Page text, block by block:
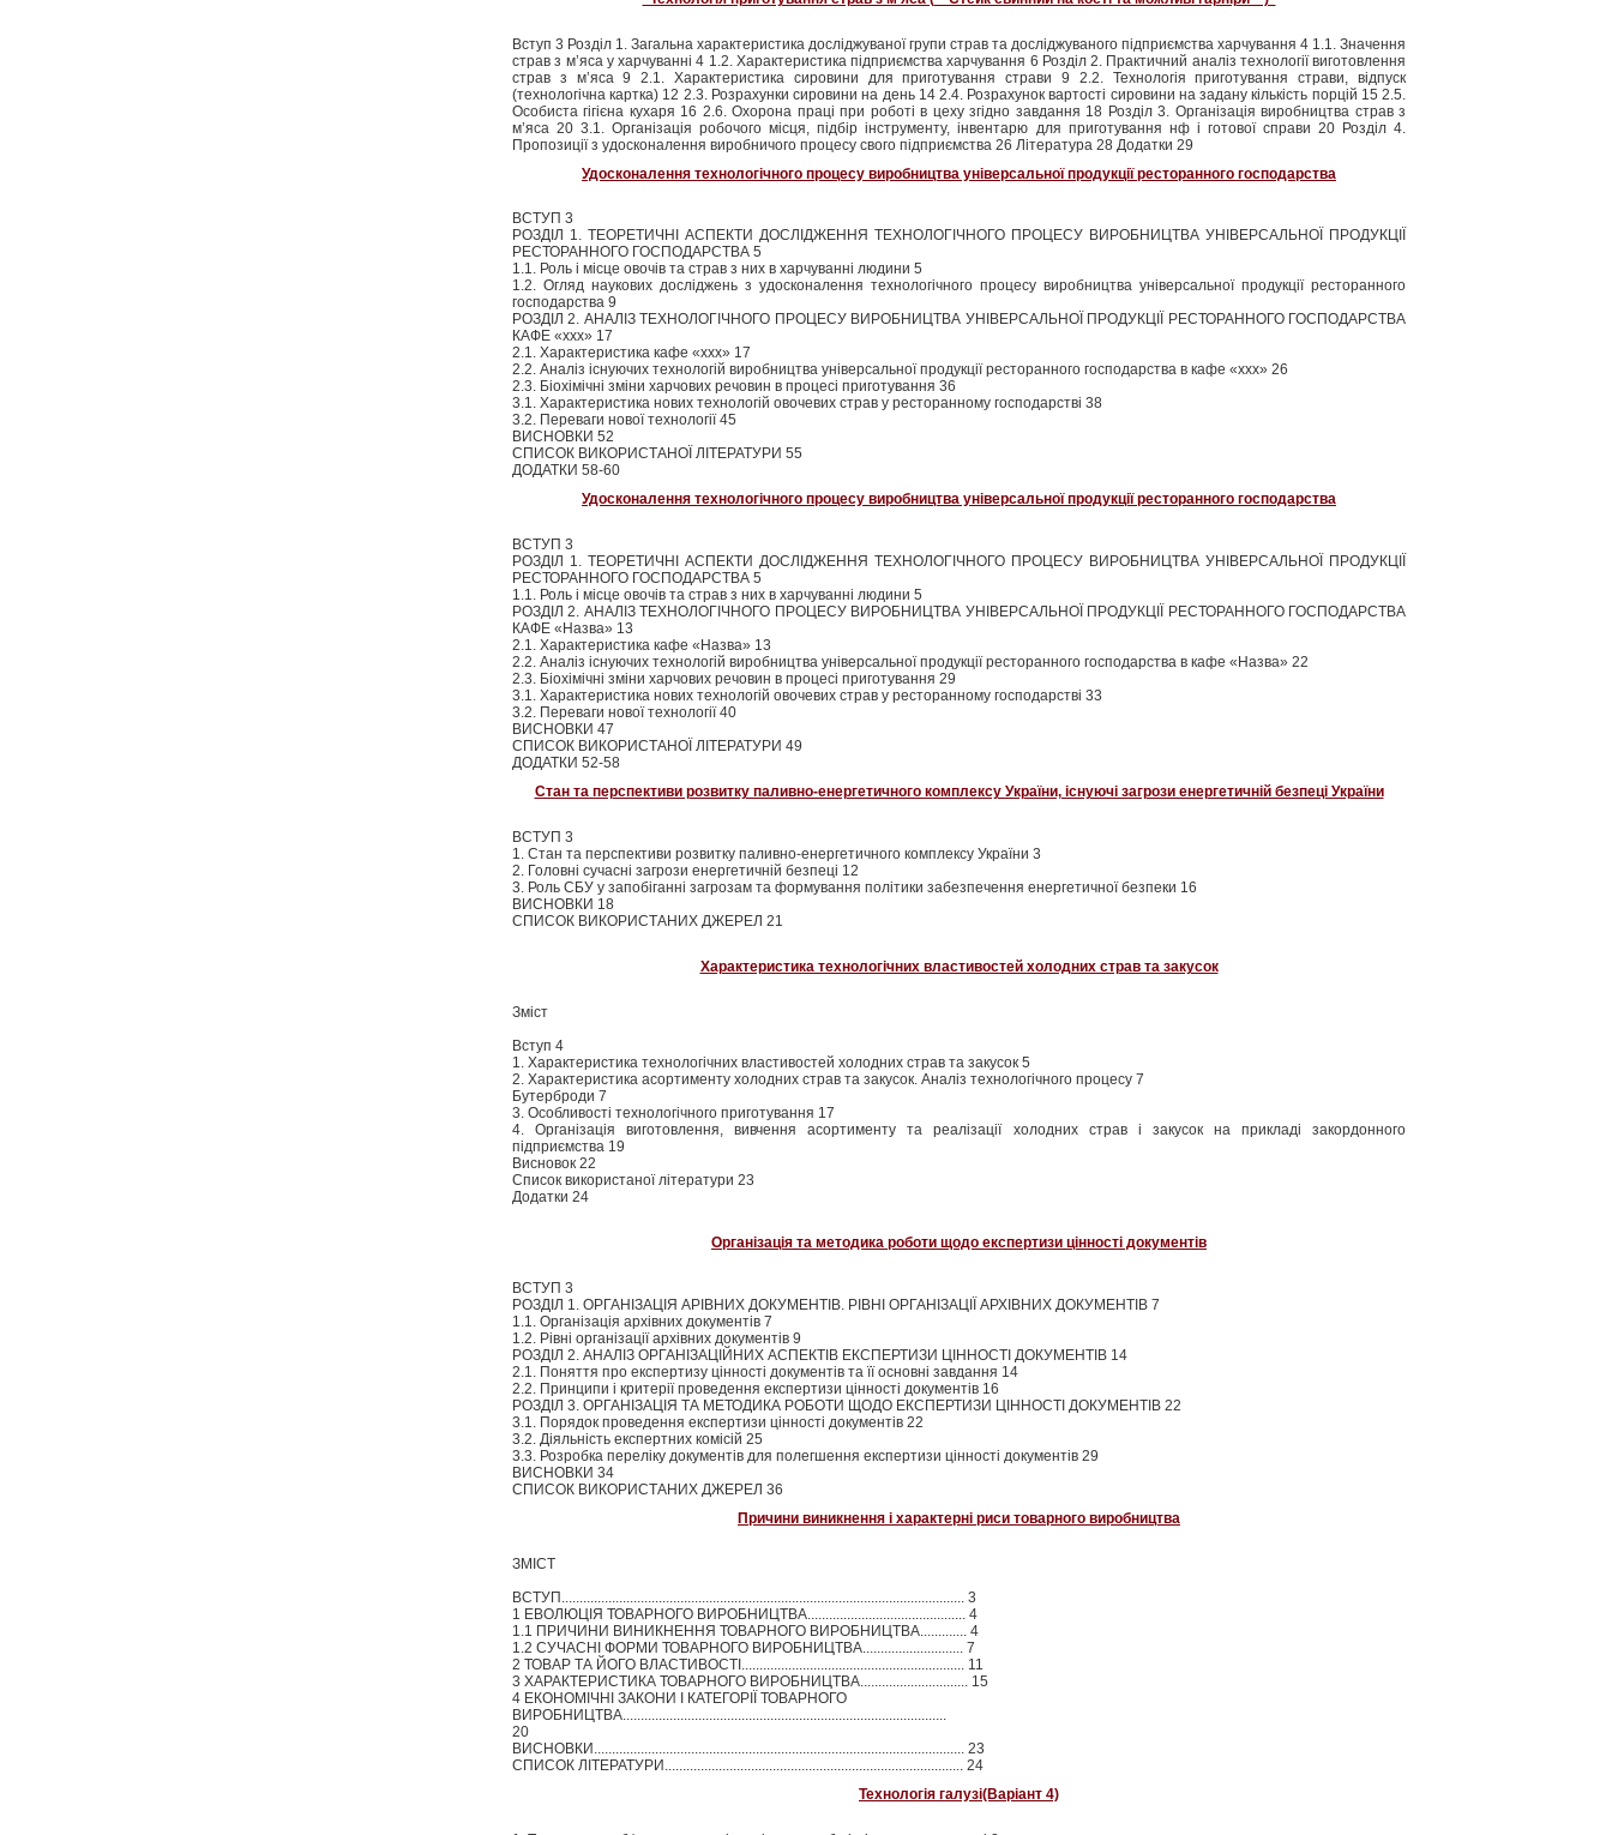
Вступ 3 Розділ 1. Загальна характеристика досліджуваної групи страв та досліджуваного підприємства харчування 4 1.1. Значення
страв з м’яса у харчуванні 4 1.2. Характеристика підприємства харчування 6 Розділ 2. Практичний аналіз технології виготовлення
страв з м’яса 9 2.1. Характеристика сировини для приготування страви 9 2.2. Технологія приготування страви, відпуск
(технологічна картка) 12 2.3. Розрахунки сировини на день 14 2.4. Розрахунок вартості сировини на задану кількість порцій 15 2.5.
Особиста гігієна кухаря 16 2.6. Охорона праці при роботі в цеху згідно завдання 18 Розділ 3. Організація виробництва страв з
м’яса 20 3.1. Організація робочого місця, підбір інструменту, інвентарю для приготування нф і готової справи 20 Розділ 4.
Пропозиції з удосконалення виробничого процесу свого підприємства 26 Література 28 Додатки 29
Удосконалення технологічного процесу виробництва універсальної продукції ресторанного господарства
ВСТУП 3
РОЗДІЛ 1. ТЕОРЕТИЧНІ АСПЕКТИ ДОСЛІДЖЕННЯ ТЕХНОЛОГІЧНОГО ПРОЦЕСУ ВИРОБНИЦТВА УНІВЕРСАЛЬНОЇ ПРОДУКЦІЇ
РЕСТОРАННОГО ГОСПОДАРСТВА 5
1.1. Роль і місце овочів та страв з них в харчуванні людини 5
1.2. Огляд наукових досліджень з удосконалення технологічного процесу виробництва універсальної продукції ресторанного
господарства 9
РОЗДІЛ 2. АНАЛІЗ ТЕХНОЛОГІЧНОГО ПРОЦЕСУ ВИРОБНИЦТВА УНІВЕРСАЛЬНОЇ ПРОДУКЦІЇ РЕСТОРАННОГО ГОСПОДАРСТВА
КАФЕ «ххх» 17
2.1. Характеристика кафе «ххх» 17
2.2. Аналіз існуючих технологій виробництва універсальної продукції ресторанного господарства в кафе «ххх» 26
2.3. Біохімічні зміни харчових речовин в процесі приготування 36
3.1. Характеристика нових технологій овочевих страв у ресторанному господарстві 38
3.2. Переваги нової технології 45
ВИСНОВКИ 52
СПИСОК ВИКОРИСТАНОЇ ЛІТЕРАТУРИ 55
ДОДАТКИ 58-60
Удосконалення технологічного процесу виробництва універсальної продукції ресторанного господарства
ВСТУП 3
РОЗДІЛ 1. ТЕОРЕТИЧНІ АСПЕКТИ ДОСЛІДЖЕННЯ ТЕХНОЛОГІЧНОГО ПРОЦЕСУ ВИРОБНИЦТВА УНІВЕРСАЛЬНОЇ ПРОДУКЦІЇ
РЕСТОРАННОГО ГОСПОДАРСТВА 5
1.1. Роль і місце овочів та страв з них в харчуванні людини 5
РОЗДІЛ 2. АНАЛІЗ ТЕХНОЛОГІЧНОГО ПРОЦЕСУ ВИРОБНИЦТВА УНІВЕРСАЛЬНОЇ ПРОДУКЦІЇ РЕСТОРАННОГО ГОСПОДАРСТВА
КАФЕ «Назва» 13
2.1. Характеристика кафе «Назва» 13
2.2. Аналіз існуючих технологій виробництва універсальної продукції ресторанного господарства в кафе «Назва» 22
2.3. Біохімічні зміни харчових речовин в процесі приготування 29
3.1. Характеристика нових технологій овочевих страв у ресторанному господарстві 33
3.2. Переваги нової технології 40
ВИСНОВКИ 47
СПИСОК ВИКОРИСТАНОЇ ЛІТЕРАТУРИ 49
ДОДАТКИ 52-58
Стан та перспективи розвитку паливно-енергетичного комплексу України, існуючі загрози енергетичній безпеці України
ВСТУП 3
1. Стан та перспективи розвитку паливно-енергетичного комплексу України 3
2. Головні сучасні загрози енергетичній безпеці 12
3. Роль СБУ у запобіганні загрозам та формування політики забезпечення енергетичної безпеки 16
ВИСНОВКИ 18
СПИСОК ВИКОРИСТАНИХ ДЖЕРЕЛ 21
Характеристика технологічних властивостей холодних страв та закусок
Зміст
Вступ 4
1. Характеристика технологічних властивостей холодних страв та закусок 5
2. Характеристика асортименту холодних страв та закусок. Аналіз технологічного процесу 7
Бутерброди 7
3. Особливості технологічного приготування 17
4. Організація виготовлення, вивчення асортименту та реалізації холодних страв і закусок на прикладі закордонного
підприємства 19
Висновок 22
Список використаної літератури 23
Додатки 24
Організація та методика роботи щодо експертизи цінності документів
ВСТУП 3
РОЗДІЛ 1. ОРГАНІЗАЦІЯ АРІВНИХ ДОКУМЕНТІВ. РІВНІ ОРГАНІЗАЦІЇ АРХІВНИХ ДОКУМЕНТІВ 7
1.1. Організація архівних документів 7
1.2. Рівні організації архівних документів 9
РОЗДІЛ 2. АНАЛІЗ ОРГАНІЗАЦІЙНИХ АСПЕКТІВ ЕКСПЕРТИЗИ ЦІННОСТІ ДОКУМЕНТІВ 14
2.1. Поняття про експертизу цінності документів та її основні завдання 14
2.2. Принципи і критерії проведення експертизи цінності документів 16
РОЗДІЛ 3. ОРГАНІЗАЦІЯ ТА МЕТОДИКА РОБОТИ ЩОДО ЕКСПЕРТИЗИ ЦІННОСТІ ДОКУМЕНТІВ 22
3.1. Порядок проведення експертизи цінності документів 22
3.2. Діяльність експертних комісій 25
3.3. Розробка переліку документів для полегшення експертизи цінності документів 29
ВИСНОВКИ 34
СПИСОК ВИКОРИСТАНИХ ДЖЕРЕЛ 36
Причини виникнення і характерні риси товарного виробництва
ЗМІСТ
ВСТУП................................................................................................................ 3
1 ЕВОЛЮЦІЯ ТОВАРНОГО ВИРОБНИЦТВА............................................ 4
1.1 ПРИЧИНИ ВИНИКНЕННЯ ТОВАРНОГО ВИРОБНИЦТВА............. 4
1.2 СУЧАСНІ ФОРМИ ТОВАРНОГО ВИРОБНИЦТВА............................ 7
2 ТОВАР ТА ЙОГО ВЛАСТИВОСТІ.............................................................. 11
3 ХАРАКТЕРИСТИКА ТОВАРНОГО ВИРОБНИЦТВА.............................. 15
4 ЕКОНОМІЧНІ ЗАКОНИ І КАТЕГОРІЇ ТОВАРНОГО
ВИРОБНИЦТВА..........................................................................................
20
ВИСНОВКИ....................................................................................................... 23
СПИСОК ЛІТЕРАТУРИ................................................................................... 24
Технологія галузі(Варіант 4)